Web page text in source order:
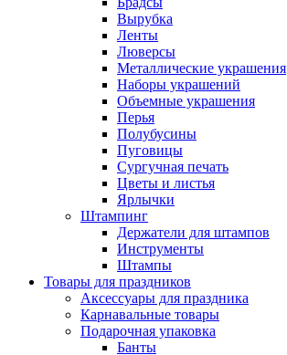
Вырубка
Ленты
Люверсы
Металлические украшения
Наборы украшений
Объемные украшения
Перья
Полубусины
Пуговицы
Сургучная печать
Цветы и листья
Ярлычки
Штампинг
Держатели для штампов
Инструменты
Штампы
Товары для праздников
Аксессуары для праздника
Карнавальные товары
Подарочная упаковка
Банты